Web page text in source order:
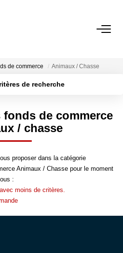
Propriétaire
Locataire
de commerce Animaux / Chasse
de recherche
Plus de critères
de commerce
/ chasse
proposer dans la catégorie
Animaux / Chasse pour le moment
:
moins de critères.